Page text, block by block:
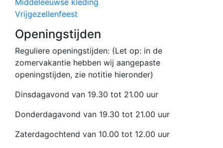
Vrijgezellenfeest
Openingstijden
Reguliere openingstijden: (Let op: in de
zomervakantie hebben wij aangepaste
openingstijden, zie notitie hieronder)
Dinsdagavond van 19.30 tot 21.00 uur
Donderdagavond van 19.30 tot 21.00 uur
Zaterdagochtend van 10.00 tot 12.00 uur